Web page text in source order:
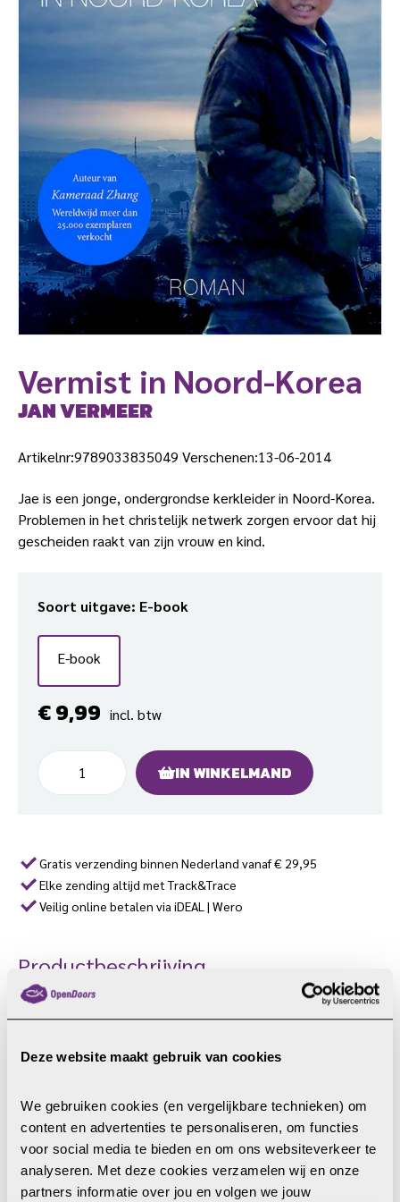
Deze website maakt gebruik van cookies
We gebruiken cookies (en vergelijkbare technieken) om
content en advertenties te personaliseren, om functies
voor social media te bieden en om ons websiteverkeer te
analyseren. Met deze cookies verzamelen wij en onze
partners informatie over jou en volgen we jouw
Vermist in Noord-Korea
JAN VERMEER
Artikelnr:9789033835049 Verschenen:13-06-2014
Jae is een jonge, ondergrondse kerkleider in Noord-Korea.
Problemen in het christelijk netwerk zorgen ervoor dat hij
gescheiden raakt van zijn vrouw en kind.
Soort uitgave: E-book
E-book
€9,99 incl. btw
Vermist
in
IN WINKELMAND
Gratis verzending binnen Nederland vanaf € 29,95
Elke zending altijd met Track&Trace
Veilig online betalen via iDEAL | Wero
Productbeschrijving
Jae is een jonge, ondergrondse kerkleider in Noord-Korea.
Problemen in het christelijk netwerk zorgen ervoor dat hij
Koreaanse inspecteur Park is hem op het spoor en
redden of zijn ze zoals veel andere christenen definitief
vermist in Noord-Korea?
In Vermist in Noord-Korea neemt Vermeer ons mee naar
een duister land waar christenen in het geheim Jezus